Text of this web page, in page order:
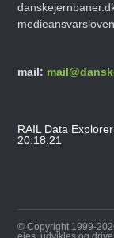
mail:
RAIL Data
20:18:21
© Copyright 1999-